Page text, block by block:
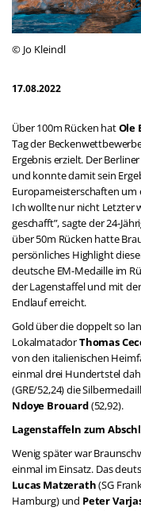
© Jo Kleindl
17.08.2022
Über 100m Rücken hatOle
Tag der
Ergebnis erzielt. Der
und konnte damit sein
Europameisterschaften um
Ich wollte nur nicht Letzter
geschafft”, sagte der 24-
über 50m Rücken hatte
persönliches Highlight
deutsche EM-Medaille im
der Lagenstaffel und mit
Endlauf erreicht.
Gold über die doppelt so
LokalmatadorThomas
von den italienischen
einmal drei Hundertstel
(GRE/52,24) die
Ndoye Brouard(52,92).
Lagenstaffeln zum
Wenig später war
einmal im Einsatz. Das
Lucas Matzerath(SG
Hamburg) und Peter